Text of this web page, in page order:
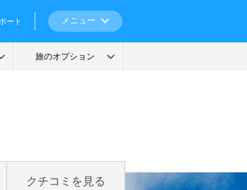
クチコミを見る